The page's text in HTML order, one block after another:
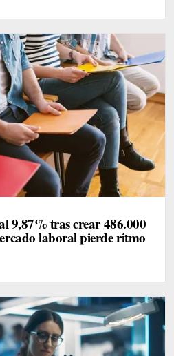
9,87% tras crear 486.000
laboral pierde ritmo